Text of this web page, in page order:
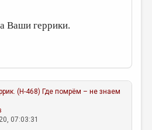
Ваши геррики.
(Н-468) Где помрём – не знаем
07:03:31